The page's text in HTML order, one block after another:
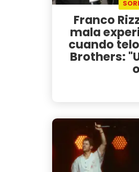
Franco
mala
cuando
Brothers: